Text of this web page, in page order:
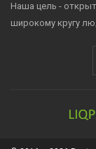
Наша цель -
широкому кругу